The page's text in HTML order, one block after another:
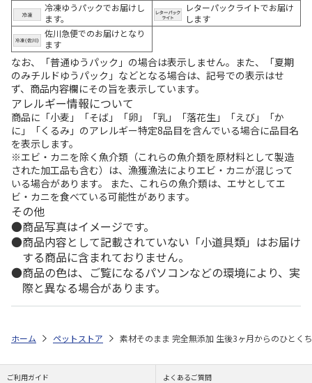
冷凍ゆうパックでお届けし
ます。
レターパックライトでお届け
します
佐川急便でのお届けとなり
ます
なお、「普通ゆうパック」の場合は表示しません。また、「夏期
のみチルドゆうパック」などとなる場合は、記号での表示はせ
ず、商品内容欄にその旨を表示しています。
アレルギー情報について
商品に「小麦」「そば」「卵」「乳」「落花生」「えび」「か
に」「くるみ」のアレルギー特定8品目を含んでいる場合に品目名
を表示します。
※エビ・カニを除く魚介類（これらの魚介類を原材料として製造
された加工品も含む）は、漁獲漁法によりエビ・カニが混じって
いる場合があります。 また、これらの魚介類は、エサとしてエ
ビ・カニを食べている可能性があります。
その他
商品写真はイメージです。
商品内容として記載されていない「小道具類」はお届け
する商品に含まれておりません。
商品の色は、ご覧になるパソコンなどの環境により、実
際と異なる場合があります。
ホーム ペットストア 素材そのまま 完全無添加 生後3ヶ月からのひとく
ご利用ガイド よくあるご質問